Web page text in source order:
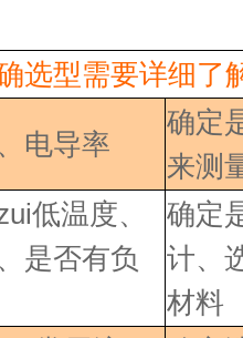
选型需要详细了
电导率
确定
来测
低温度、
是否有负
确定
计、
材料